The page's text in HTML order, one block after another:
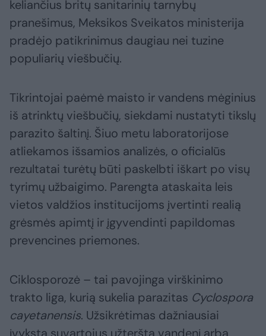
keliančius britų sanitarinių tarnybų
pranešimus, Meksikos Sveikatos ministerija
pradėjo patikrinimus daugiau nei tuzine
populiarių viešbučių.
Tikrintojai paėmė maisto ir vandens mėginius
iš atrinktų viešbučių, siekdami nustatyti tikslų
parazito šaltinį. Šiuo metu laboratorijose
atliekamos išsamios analizės, o oficialūs
rezultatai turėtų būti paskelbti iškart po visų
tyrimų užbaigimo. Parengta ataskaita leis
vietos valdžios institucijoms įvertinti realią
grėsmės apimtį ir įgyvendinti papildomas
prevencines priemones.
Ciklosporozė – tai pavojinga virškinimo
trakto liga, kurią sukelia parazitas Cyclospora
cayetanensis. Užsikrėtimas dažniausiai